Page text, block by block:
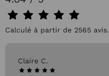
Calculé à partir de 2565 avis.
Claire C.